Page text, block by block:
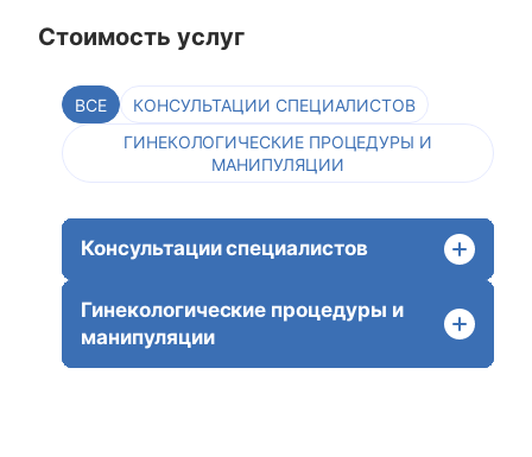
Стоимость услуг
ВСЕ
КОНСУЛЬТАЦИИ СПЕЦИАЛИСТОВ
ГИНЕКОЛОГИЧЕСКИЕ ПРОЦЕДУРЫ И
МАНИПУЛЯЦИИ
Консультации специалистов
Гинекологические процедуры и
манипуляции